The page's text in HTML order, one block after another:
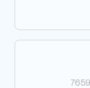
aux besoins
sécurité.